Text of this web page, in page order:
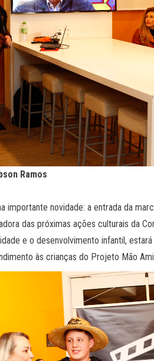
Ramos
importante novidade: a entrada da
das próximas ações culturais da
e o desenvolvimento infantil,
às crianças do Projeto Mão